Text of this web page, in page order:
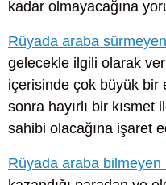
kadar olmayacağına
Rüyada araba
gelecekle ilgili olarak
içerisinde çok büyük bir
sonra hayırlı bir
sahibi olacağına işaret
Rüyada araba bilmeyen